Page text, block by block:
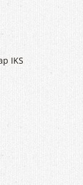
IKS